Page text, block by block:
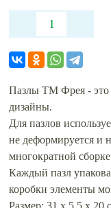
Пазлы ТМ Фрея - это
дизайны.
Для пазлов
не деформируется и
многократной
Каждый пазл
коробки элементы
Размер: 31 х 5.5 х 20